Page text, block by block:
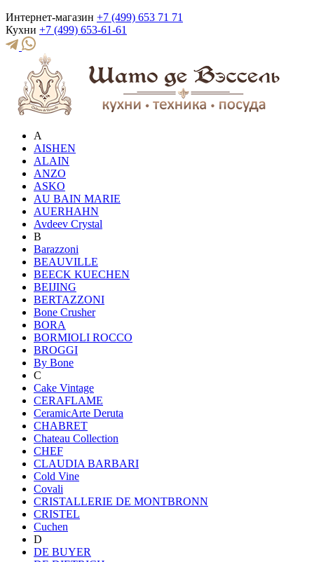
Интернет-магазин +7 (499) 653 71 71
Кухни +7 (499) 653-61-61
A
AISHEN
ALAIN
ANZO
ASKO
AU BAIN MARIE
AUERHAHN
Avdeev Crystal
B
Barazzoni
BEAUVILLE
BEECK KUECHEN
BEIJING
BERTAZZONI
Bone Crusher
BORA
BORMIOLI ROCCO
BROGGI
By Bone
C
Cake Vintage
CERAFLAME
CeramicArte Deruta
CHABRET
Chateau Collection
CHEF
CLAUDIA BARBARI
Cold Vine
Covali
CRISTALLERIE DE MONTBRONN
CRISTEL
Cuchen
D
DE BUYER